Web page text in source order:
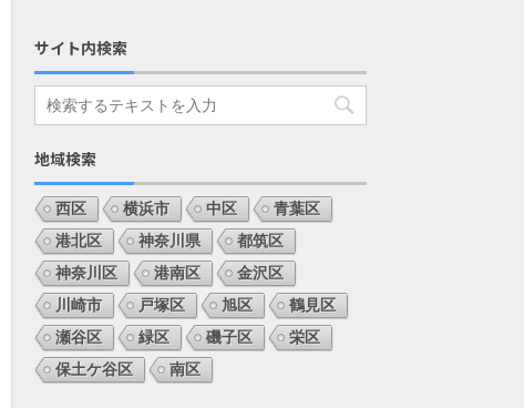
サイト内検索
地域検索
西区 横浜市 中区
青葉区
港北区
神奈川県
都筑区
神奈川区
港南区
金沢区
川崎市
戸塚区 旭区
鶴見区
瀬谷区
緑区 磯子区
栄区
保土ケ谷区
南区